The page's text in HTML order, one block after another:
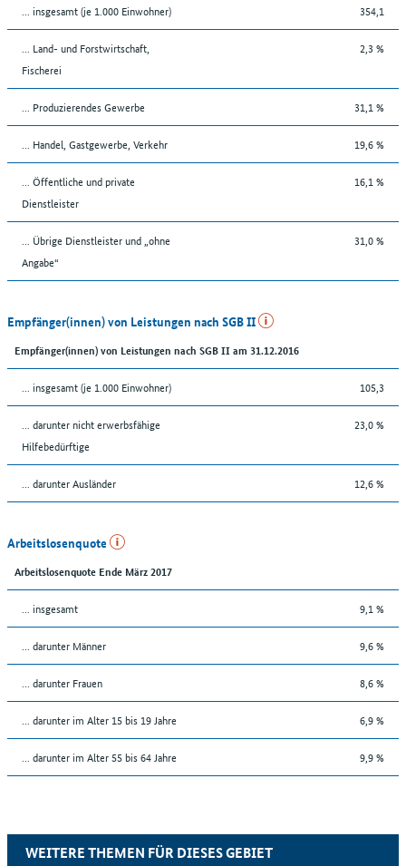
... insgesamt (je 1.000 Einwohner) 354,1
... Land- und Forstwirtschaft,
Fischerei
2,3 %
... Produzierendes Gewerbe 31,1 %
... Handel, Gastgewerbe, Verkehr 19,6 %
... Öffentliche und private
Dienstleister
16,1 %
... Übrige Dienstleister und „ohne
Angabe“
31,0 %
Empfänger(innen) von Leistungen nach SGB II
Empfänger(innen) von Leistungen nach SGB II am 31.12.2016
... insgesamt (je 1.000 Einwohner) 105,3
... darunter nicht erwerbsfähige
Hilfebedürftige
23,0 %
... darunter Ausländer 12,6 %
Arbeitslosenquote
Arbeitslosenquote Ende März 2017
... insgesamt 9,1 %
... darunter Männer 9,6 %
... darunter Frauen 8,6 %
... darunter im Alter 15 bis 19 Jahre 6,9 %
... darunter im Alter 55 bis 64 Jahre 9,9 %
WEITERE THEMEN FÜR DIESES GEBIET